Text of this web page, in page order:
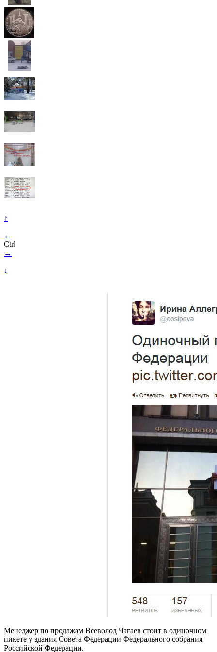
↑
←
Ctrl
→
↓
Менеджер по продажам Всеволод Чагаев стоит в одиночном
пикете у здания Совета Федерации Федерального собрания
Российской Федерации.